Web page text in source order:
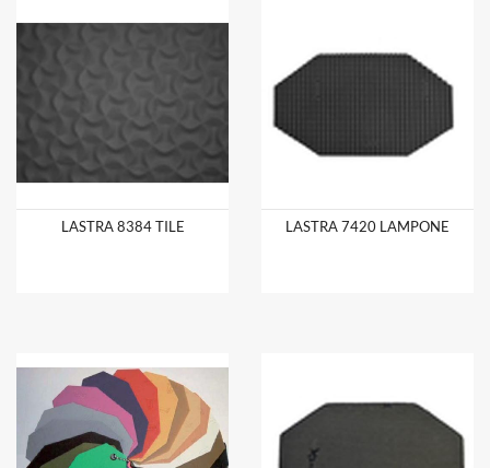
LASTRA 8384 TILE LASTRA 7420 LAMPONE